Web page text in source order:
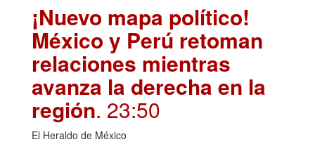
¡Nuevo mapa político!
México y Perú retoman
relaciones mientras
avanza la derecha en la
región. 23:50
El Heraldo de México